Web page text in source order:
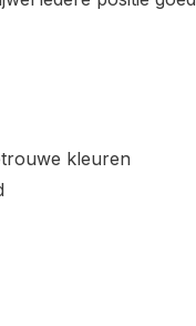
kleuren